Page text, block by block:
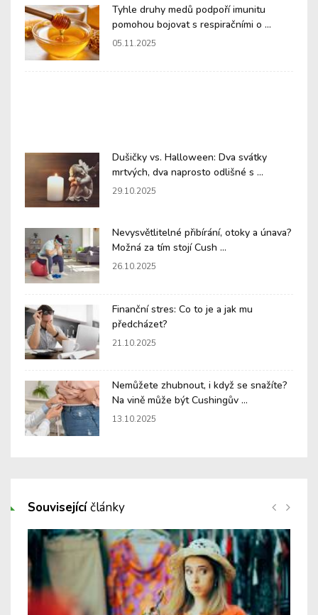
Tyhle druhy medů podpoří imunitu
pomohou bojovat s respiračními o ...
05.11.2025
Dušičky vs. Halloween: Dva svátky
mrtvých, dva naprosto odlišné s ...
29.10.2025
Nevysvětlitelné přibírání, otoky a únava?
Možná za tím stojí Cush ...
26.10.2025
Finanční stres: Co to je a jak mu
předcházet?
21.10.2025
Nemůžete zhubnout, i když se snažíte?
Na vině může být Cushingův ...
13.10.2025
Souvisejícíčlánky